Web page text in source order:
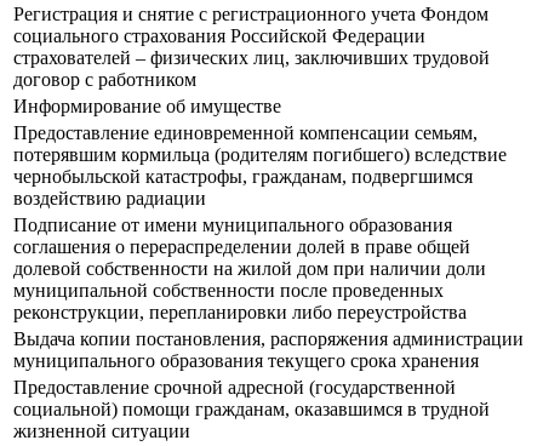
Регистрация и снятие с регистрационного учета Фондом
социального страхования Российской Федерации
страхователей – физических лиц, заключивших трудовой
договор с работником
Информирование об имуществе
Предоставление единовременной компенсации семьям,
потерявшим кормильца (родителям погибшего) вследствие
чернобыльской катастрофы, гражданам, подвергшимся
воздействию радиации
Подписание от имени муниципального образования
соглашения о перераспределении долей в праве общей
долевой собственности на жилой дом при наличии доли
муниципальной собственности после проведенных
реконструкции, перепланировки либо переустройства
Выдача копии постановления, распоряжения администрации
муниципального образования текущего срока хранения
Предоставление срочной адресной (государственной
социальной) помощи гражданам, оказавшимся в трудной
жизненной ситуации